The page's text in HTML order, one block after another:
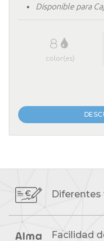
Disponible para
8
color(es)
Facilidad